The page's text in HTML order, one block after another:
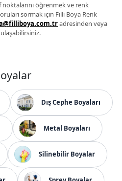
öğrenmek ve renk
sormak için Filli Boya Renk
adresinden veya
Dış Cephe Boyaları
Metal Boyaları
Silinebilir Boyalar